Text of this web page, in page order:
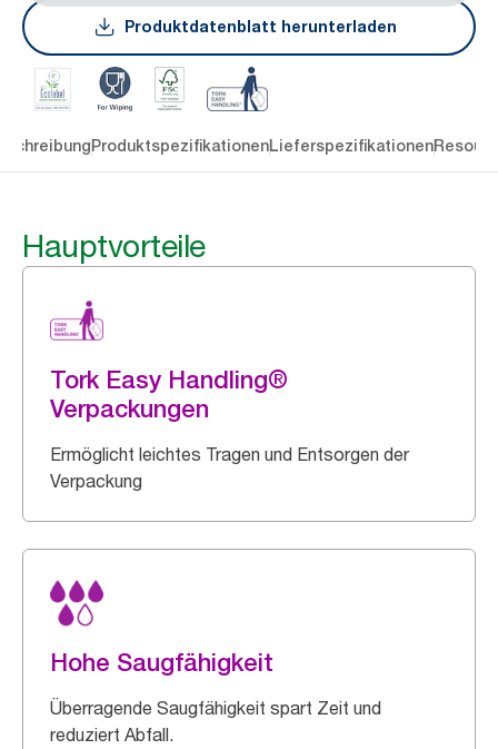
Produktdatenblatt herunterladen
ProduktspezifikationenLieferspezifikationen
Hauptvorteile
Tork Easy Handling®
Verpackungen
Ermöglicht leichtes Tragen und Entsorgen der
Verpackung
Hohe Saugfähigkeit
Überragende Saugfähigkeit spart Zeit und
reduziert Abfall.